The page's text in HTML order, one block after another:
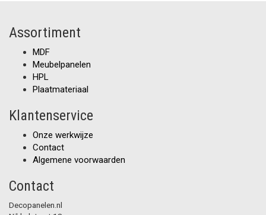
Assortiment
MDF
Meubelpanelen
HPL
Plaatmateriaal
Klantenservice
Onze werkwijze
Contact
Algemene voorwaarden
Contact
Decopanelen.nl